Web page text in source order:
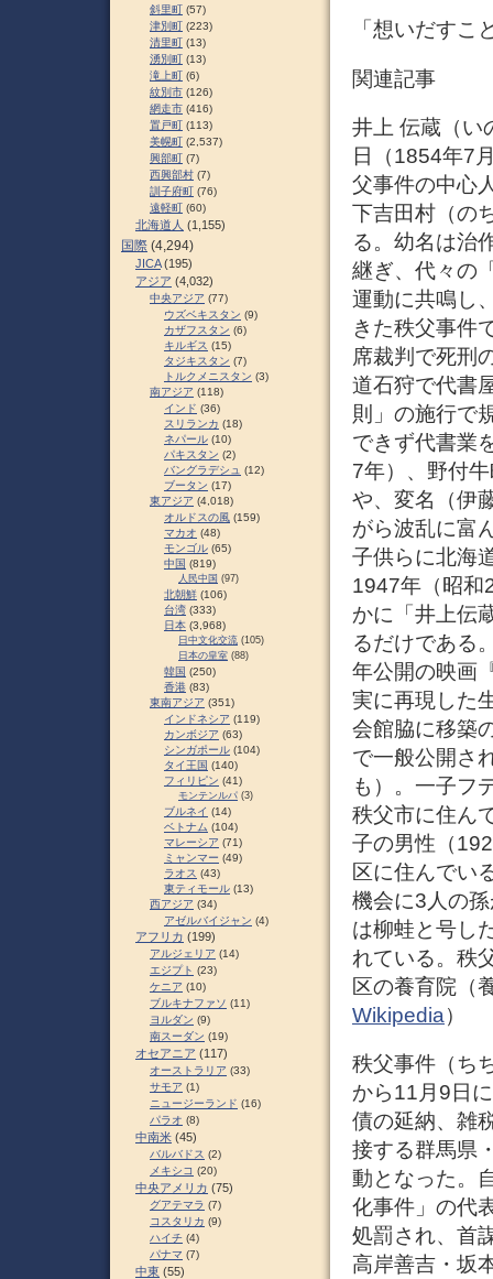
「想いだすこ
関連記事
井上 伝蔵（い
日（1854年7
父事件の中心
下吉田村（の
る。幼名は治
継ぎ、代々の
運動に共鳴し
きた秩父事件
席裁判で死刑
道石狩で代書
則」の施行で
できず代書業
7年）、野付
や、変名（伊
がら波乱に富
子供らに北海
1947年（昭和
かに「井上伝
るだけである
年公開の映画
実に再現した
会館脇に移築
で一般公開さ
も）。一子フ
秩父市に住ん
子の男性（
区に住んでい
機会に3人の
は柳蛙と号し
れている。秩
区の養育院（
Wikipedia）
秩父事件（ち
から11月9日
債の延納、雑
接する群馬県
動となった。
化事件」の代
処罰され、首
高岸善吉・坂
斜里町 (57)
津別町 (223)
清里町 (13)
湧別町 (13)
滝上町 (6)
紋別市 (126)
網走市 (416)
置戸町 (113)
美幌町 (2,537)
興部町 (7)
西興部村 (7)
訓子府町 (76)
遠軽町 (60)
北海道人 (1,155)
国際 (4,294)
JICA(195)
アジア (4,032)
中央アジア (77)
ウズベキスタン (9)
カザフスタン (6)
キルギス (15)
タジキスタン (7)
トルクメニスタン (3)
南アジア (118)
インド (36)
スリランカ (18)
ネパール (10)
パキスタン (2)
バングラデシュ (12)
ブータン (17)
東アジア (4,018)
オルドスの風 (159)
マカオ (48)
モンゴル (65)
中国 (819)
人民中国 (97)
北朝鮮 (106)
台湾 (333)
日本 (3,968)
日中文化交流 (105)
日本の皇室 (88)
韓国 (250)
香港 (83)
東南アジア (351)
インドネシア (119)
カンボジア (63)
シンガポール (104)
タイ王国 (140)
フィリピン (41)
モンテンルパ (3)
ブルネイ (14)
ベトナム (104)
マレーシア (71)
ミャンマー (49)
ラオス (43)
東ティモール (13)
西アジア (34)
アゼルバイジャン (4)
アフリカ (199)
アルジェリア (14)
エジプト (23)
ケニア (10)
ブルキナファソ (11)
ヨルダン (9)
南スーダン (19)
オセアニア (117)
オーストラリア (33)
サモア (1)
ニュージーランド (16)
パラオ (8)
中南米 (45)
バルバドス (2)
メキシコ (20)
中央アメリカ (75)
グアテマラ (7)
コスタリカ (9)
ハイチ (4)
パナマ (7)
中東 (55)